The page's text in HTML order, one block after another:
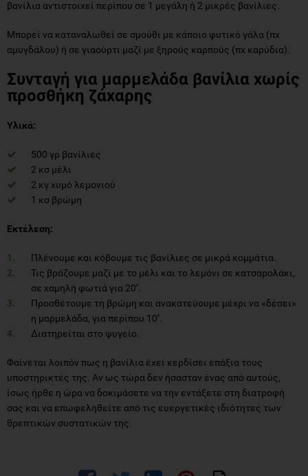
βανίλια αντιστοιχεί περίπου σε 1 μεγάλη ή 2 μικρές βανίλιες.
Μπορεί να καταναλωθεί σε σμούθι με κάποιο φυτικό γάλα (πχ
αμυγδάλου) ή σε γιαούρτι μαζί με ξηρούς καρπούς (πχ καρύδια).
Συνταγή για μαρμελάδα βανίλια χωρίς
προσθήκη ζάχαρης
Υλικά:
500 γρ βανίλιες
2 κσ μέλι
2 κγ χυμό λεμονιού
1 κσ βρώμη
Εκτέλεση:
Πλένουμε και κόβουμε τις βανίλιες σε μικρά κομμάτια.
Τις βράζουμε μαζί με το μέλι και το λεμόνι σε κατσαρολάκι,
σε χαμηλή φωτιά για 20’.
Προσθέτουμε τη βρώμη και ανακατεύουμε μέχρι να «δέσει»
η μαρμελάδα, για περίπου 10’.
Διατηρείται στο ψυγείο.
Φαίνεται λοιπόν πως η βανίλια έχει κερδίσει επάξια τους
υποστηρικτές της. Αν ως τώρα δεν ήσασταν ένας από αυτούς,
ίσως ήρθε η ώρα να δοκιμάσετε να την εντάξετε στη διατροφή
σας και να επωφεληθείτε από τις ευεργετικές ιδιότητες των
θρεπτικών συστατικών της.